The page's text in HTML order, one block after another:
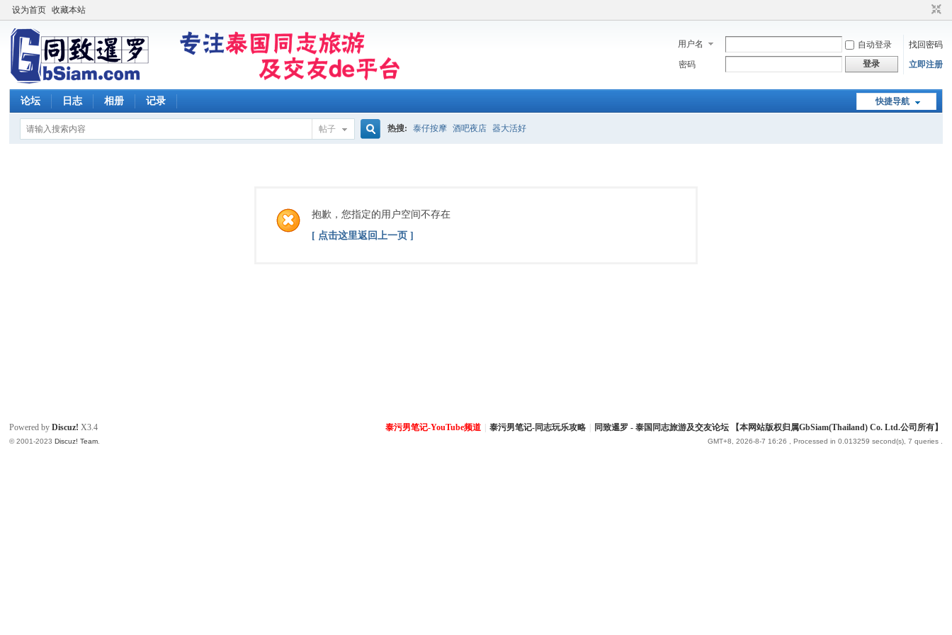
设为首页 收藏本站
用户名 自动登录
找回密码
密码
登录 立即注册
快捷导航
论坛 日志 相册 记录
帖子
索
热搜: 泰仔按摩 酒吧夜店 器大活好
抱歉，您指定的用户空间不存在
[ 点击这里返回上一页 ]
泰污男笔记-YouTube频道 泰污男笔记-同志玩乐攻略 同致暹罗 - 泰国同志旅游及交友论坛 【本网站版权归属GbSiam(Thailand) Co. Ltd.公司所有】
GMT+8, 2026-8-7 16:26 , Processed in 0.013259 second(s), 7 queries .
Powered byDiscuz! X3.4
© 2001-2023Discuz! Team